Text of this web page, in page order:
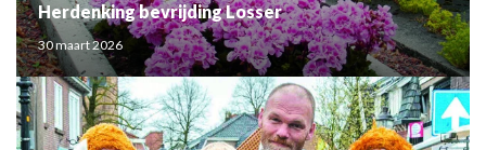
Herdenking bevrijding Losser
30 maart 2026